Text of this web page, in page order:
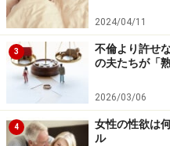
2024/04/11
3
不倫より許せ
の夫たちが「
2026/03/06
4
女性の性欲は
ル